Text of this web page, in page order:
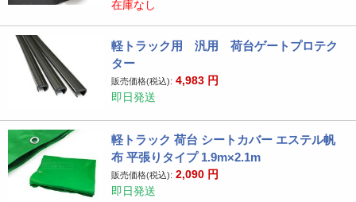
在庫なし
軽トラック用 汎用 荷台ゲートプロテク
ター
販売価格(税込): 4,983 円
即日発送
軽トラック 荷台 シートカバー エステル帆
布 平張りタイプ 1.9m×2.1m
販売価格(税込): 2,090 円
即日発送